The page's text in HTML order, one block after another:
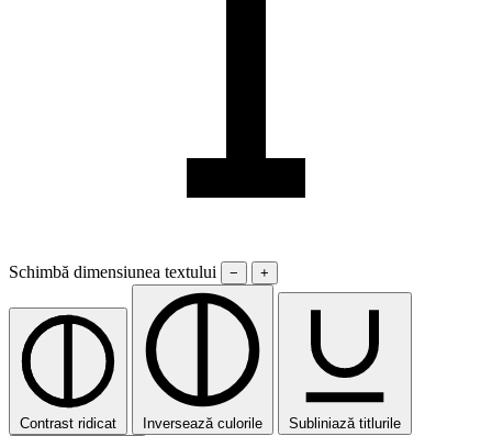
Schimbă dimensiunea textului − +
Contrast ridicat Inversează culorile Subliniază titlurile